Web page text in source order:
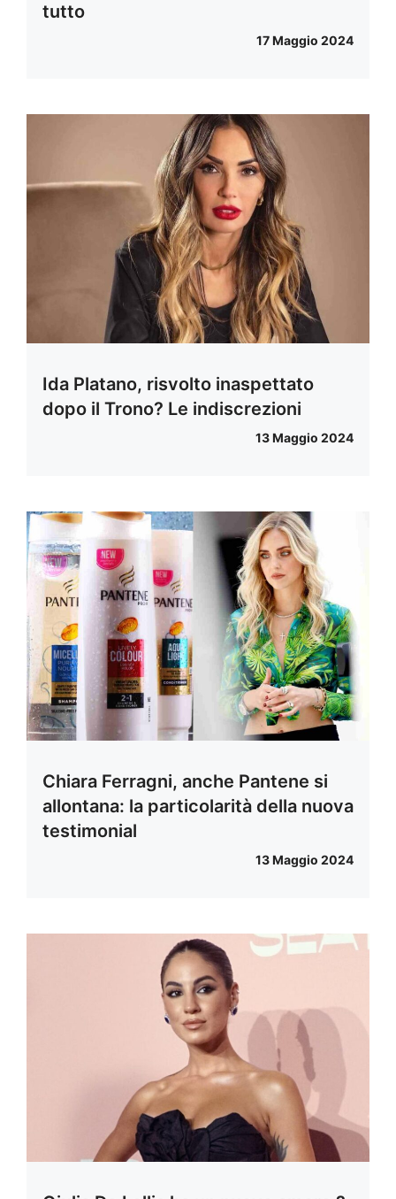
tutto
17 Maggio 2024
Ida Platano, risvolto inaspettato
dopo il Trono? Le indiscrezioni
13 Maggio 2024
Chiara Ferragni, anche Pantene si
allontana: la particolarità della nuova
testimonial
13 Maggio 2024